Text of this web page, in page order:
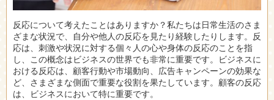
反応について考えたことはありますか？私たちは日常生活のさま
ざまな状況で、自分や他人の反応を見たり経験したりします。 反
応は、刺激や状況に対する個々人の心や身体の反応のことを指
し、この概念はビジネスの世界でも非常に重要です。ビジネスに
おける反応は、顧客行動や市場動向、広告キャンペーンの効果な
ど、さまざまな側面で重要な役割を果たしています。顧客の反応
は、ビジネスにおいて特に重要です。